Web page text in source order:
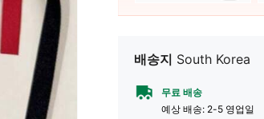
배송지 South Korea
무료 배송
예상 배송: 2-5 영업일